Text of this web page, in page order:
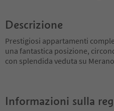
Descrizione
Prestigiosi appartamenti
una fantastica posizione,
con splendida veduta su
Informazioni sulla